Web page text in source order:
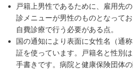
戸籍上男性であるために、雇用先
診メニューが男性のものとなって
自費診療で行う必要がある点。
国の通知により表面に女性名（通
証を使っています。戸籍名と性別
手書きです。病院と健康保険団体